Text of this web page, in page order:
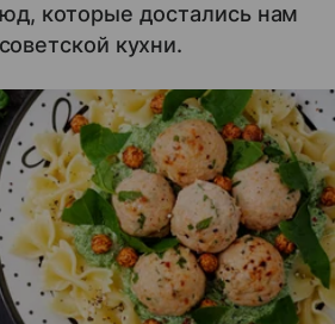
которые достались нам
кухни.